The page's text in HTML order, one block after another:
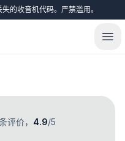
的收音机代码。严禁滥用。
评价， 4.9/5